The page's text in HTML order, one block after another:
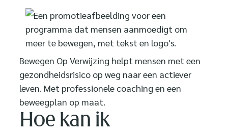
Bewegen Op Verwijzing helpt mensen met een
gezondheidsrisico op weg naar een actiever
leven. Met professionele coaching en een
beweegplan op maat.
Hoe kan ik